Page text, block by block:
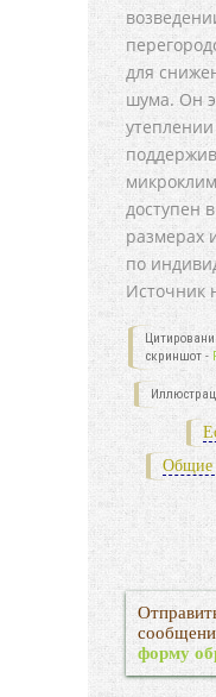
для
шума. Он
доступен
размерах
по
Источник
скриншот -
Общие
форму